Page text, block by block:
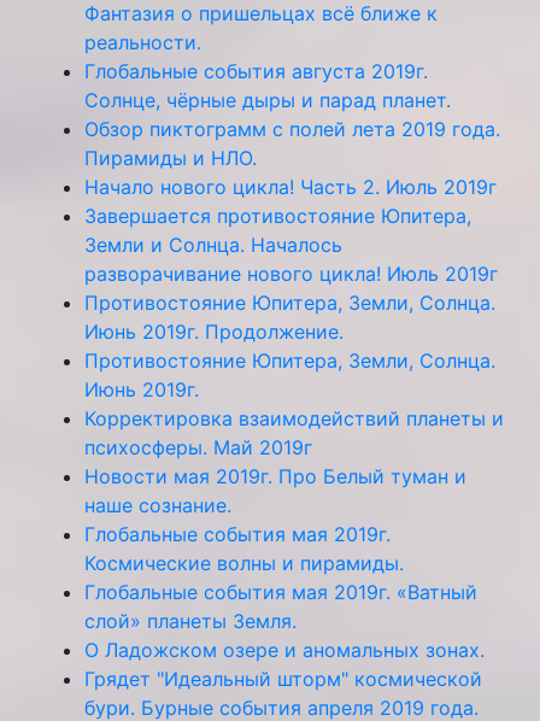
Фантазия о пришельцах всё ближе к
реальности.
Глобальные события августа 2019г.
Солнце, чёрные дыры и парад планет.
Обзор пиктограмм с полей лета 2019 года.
Пирамиды и НЛО.
Начало нового цикла! Часть 2. Июль 2019г
Завершается противостояние Юпитера,
Земли и Солнца. Началось
разворачивание нового цикла! Июль 2019г
Противостояние Юпитера, Земли, Солнца.
Июнь 2019г. Продолжение.
Противостояние Юпитера, Земли, Солнца.
Июнь 2019г.
Корректировка взаимодействий планеты и
психосферы. Май 2019г
Новости мая 2019г. Про Белый туман и
наше сознание.
Глобальные события мая 2019г.
Космические волны и пирамиды.
Глобальные события мая 2019г. «Ватный
слой» планеты Земля.
О Ладожском озере и аномальных зонах.
Грядет "Идеальный шторм" космической
бури. Бурные события апреля 2019 года.